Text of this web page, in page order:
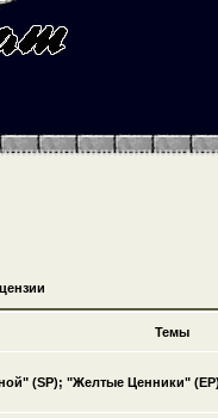
Темы
(SP); "Желтые Ценники" (EP)